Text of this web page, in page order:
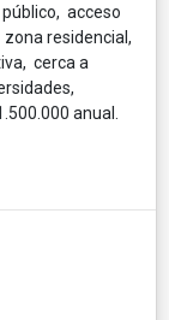
acceso
residencial,
cerca a
anual.